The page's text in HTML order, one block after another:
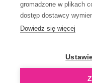
gromadzone w plikach
dostęp dostawcy
Dowiedz się więcej
OpenGift